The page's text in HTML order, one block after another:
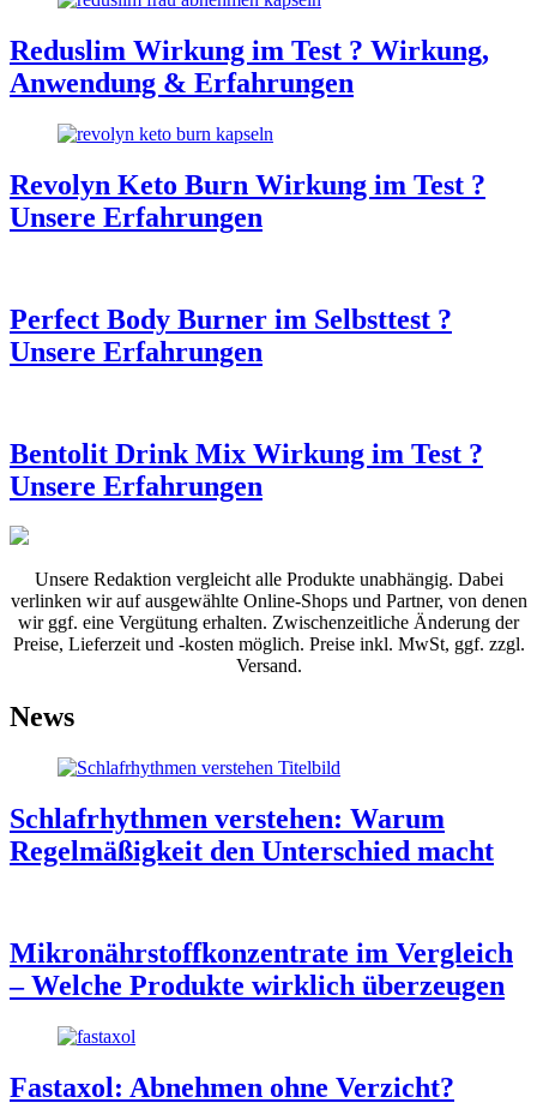
Reduslim Wirkung im Test ? Wirkung,
Anwendung & Erfahrungen
Revolyn Keto Burn Wirkung im Test ?
Unsere Erfahrungen
Perfect Body Burner im Selbsttest ?
Unsere Erfahrungen
Bentolit Drink Mix Wirkung im Test ?
Unsere Erfahrungen
Unsere Redaktion vergleicht alle Produkte unabhängig. Dabei
verlinken wir auf ausgewählte Online-Shops und Partner, von denen
wir ggf. eine Vergütung erhalten. Zwischenzeitliche Änderung der
Preise, Lieferzeit und -kosten möglich. Preise inkl. MwSt, ggf. zzgl.
Versand.
News
Schlafrhythmen verstehen: Warum
Regelmäßigkeit den Unterschied macht
Mikronährstoffkonzentrate im Vergleich
– Welche Produkte wirklich überzeugen
Fastaxol: Abnehmen ohne Verzicht?